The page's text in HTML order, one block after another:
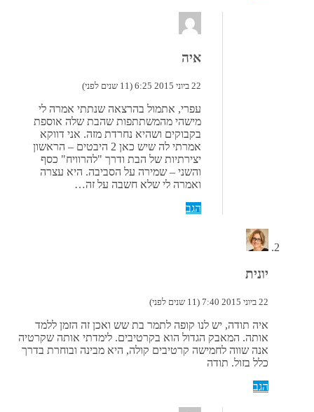
איה
22 ביוני 2015 6:25 (11 שנים לפני)
עפרי, אתמול בהרצאה שנתתי אמרה לי
מישהי מהמשתתפות שהבת שלה אוספת
בקבוקים ושהיא נחרדת מזה. אני דווקא
אמרתי לה שיש כאן 2 היבטים – הראשון
יצירתיות של הבת ודרך "להרוויח" כסף
והשני – שמירה על הסביבה. היא עצרה
ואמרה לי שלא חשבה על זה…
הגב
יונית
22 ביוני 2015 7:40 (11 שנים לפני)
איה תודה, יש לנו קופה לתמר בת שש ואכן זה הזמן ללמד
אותה. המאבק הגדול הוא בקרטיבים. לימדתי אותה שקרטיה
אנה שווה לחמישה קרטיבים קולה, היא מבינה ובוחרת בדרך
כלל בזול. תודה
הגב